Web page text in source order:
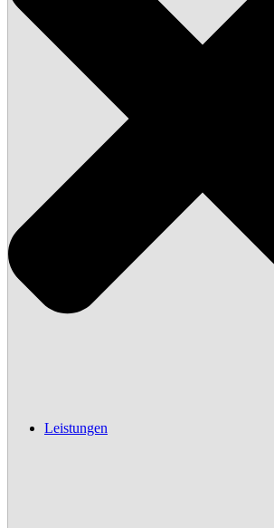
Leistungen